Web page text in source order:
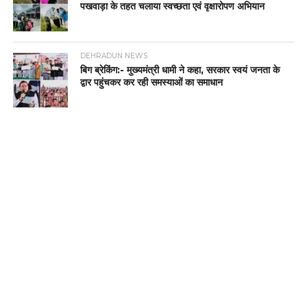
पखवाड़ा के तहत चलाया स्वच्छता एवं वृक्षारोपण अभियान
DEHRADUN NEWS
बिग ब्रेकिंग:- मुख्यमंत्री धामी ने कहा, सरकार स्वयं जनता के
द्वार पहुंचकर कर रही समस्याओं का समाधान